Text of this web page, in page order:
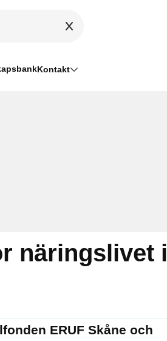
Kontakt
näringslivet i
ERUF Skåne och